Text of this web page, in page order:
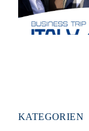
Besuch von
Egypt Air in
Staudt
KATEGORIEN